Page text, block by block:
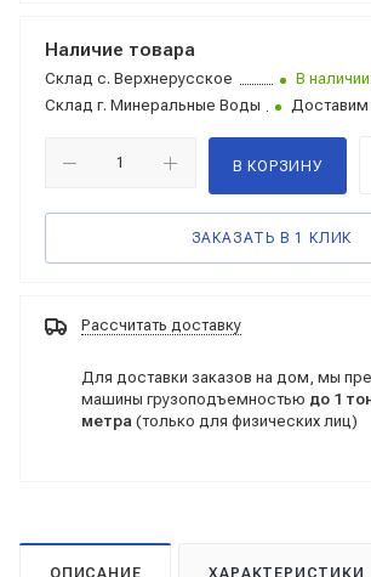
Наличие товара
Склад с. Верхнерусское
В
Склад г. Минеральные Воды Доставим
В КОРЗИНУ
ЗАКАЗАТЬ В 1 КЛИК
Рассчитать доставку
Для доставки заказов на дом, мы
машины грузоподъемностью до 1
метра (только для физических лиц)
ОПИСАНИЕ ХАРАКТЕРИСТИКИ